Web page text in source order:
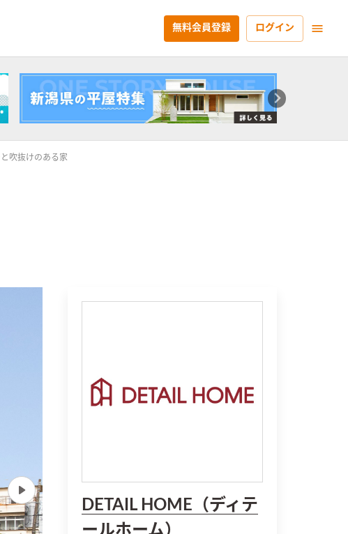
無料会員登録 ログイン
吹抜けのある家
DETAIL HOME（ディテ
ールホーム）